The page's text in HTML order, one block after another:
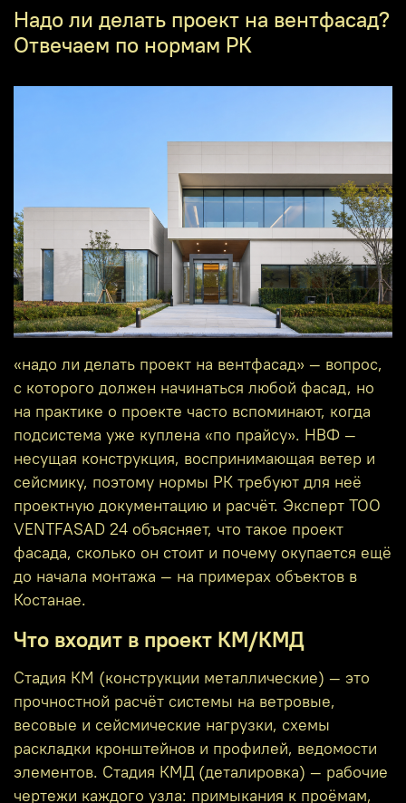
Надо ли делать проект на вентфасад?
Отвечаем по нормам РК
«надо ли делать проект на вентфасад» — вопрос,
с которого должен начинаться любой фасад, но
на практике о проекте часто вспоминают, когда
подсистема уже куплена «по прайсу». НВФ —
несущая конструкция, воспринимающая ветер и
сейсмику, поэтому нормы РК требуют для неё
проектную документацию и расчёт. Эксперт ТОО
VENTFASAD 24 объясняет, что такое проект
фасада, сколько он стоит и почему окупается ещё
до начала монтажа — на примерах объектов в
Костанае.
Что входит в проект КМ/КМД
Стадия КМ (конструкции металлические) — это
прочностной расчёт системы на ветровые,
весовые и сейсмические нагрузки, схемы
раскладки кронштейнов и профилей, ведомости
элементов. Стадия КМД (деталировка) — рабочие
чертежи каждого узла: примыкания к проёмам,